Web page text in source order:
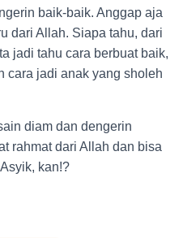
baik-baik. Anggap aja
dari Allah. Siapa tahu, dari
jadi tahu cara berbuat baik,
cara jadi anak yang sholeh
diam dan dengerin
rahmat dari Allah dan bisa
kan!?